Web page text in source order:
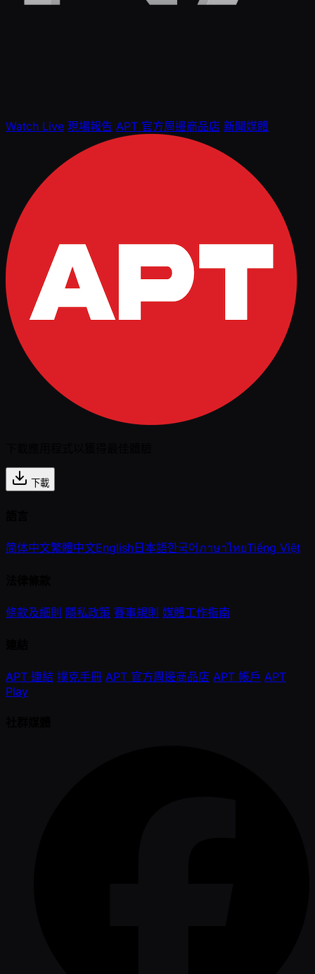
Watch Live 現場報告 APT 官方周邊商品店 新聞媒體
下載
简体中文繁體中文English日本語한국어ภาษาไทยTiếng Việt
條款及細則 隱私政策 賽事規則 媒體工作指南
APT 連結 撲克手冊 APT 官方周邊商品店 APT 帳戶 APT
Play